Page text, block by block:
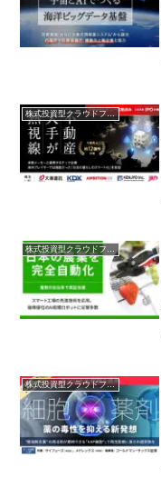
株式投資型クラウドファンディング
株式投資型クラウドファンディング